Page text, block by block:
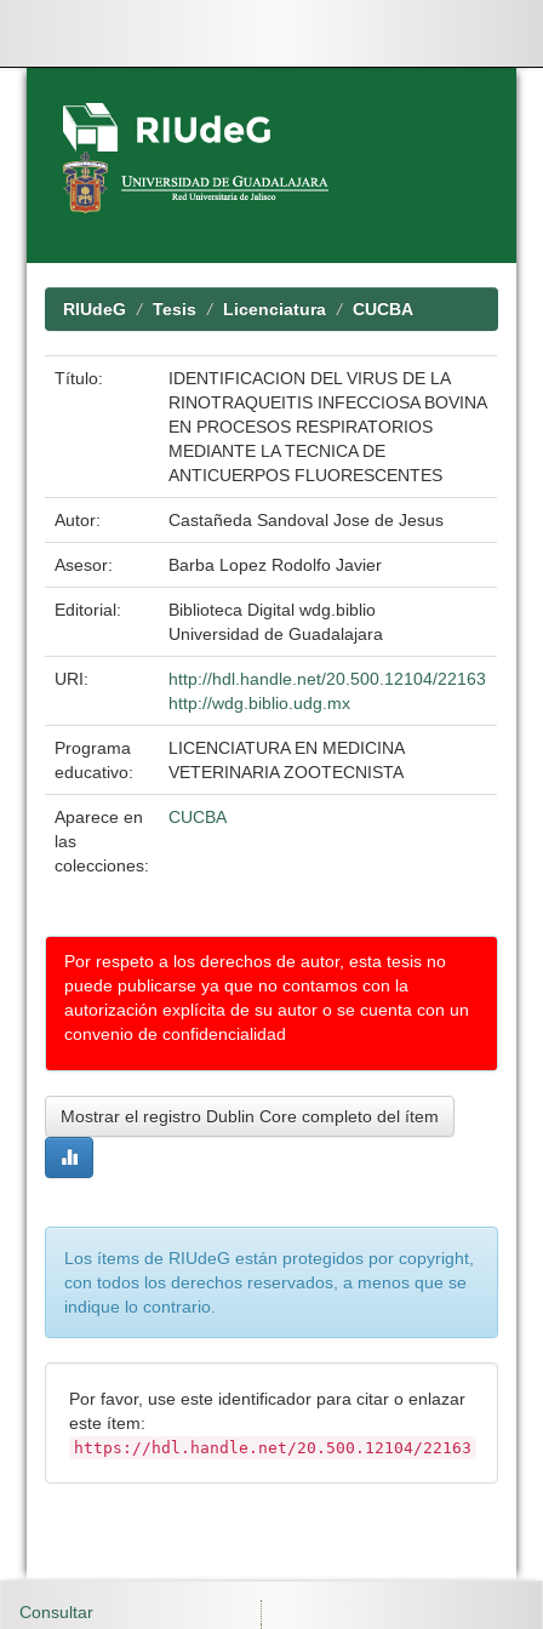
Skip
navigation
RIUdeG Tesis Licenciatura CUCBA
Título:
IDENTIFICACION DEL VIRUS DE LA
RINOTRAQUEITIS INFECCIOSA BOVINA
EN PROCESOS RESPIRATORIOS
MEDIANTE LA TECNICA DE
ANTICUERPOS FLUORESCENTES
Autor: Castañeda Sandoval Jose de Jesus
Asesor: Barba Lopez Rodolfo Javier
Editorial:
Biblioteca Digital wdg.biblio
Universidad de Guadalajara
URI:
http://hdl.handle.net/20.500.12104/22163
http://wdg.biblio.udg.mx
Programa
educativo:
LICENCIATURA EN MEDICINA
VETERINARIA ZOOTECNISTA
Aparece en
las
colecciones:
CUCBA
Por respeto a los derechos de autor, esta tesis no
puede publicarse ya que no contamos con la
autorización explícita de su autor o se cuenta con un
convenio de confidencialidad
Mostrar el registro Dublin Core completo del ítem
Los ítems de RIUdeG están protegidos por copyright,
con todos los derechos reservados, a menos que se
indique lo contrario.
Por favor, use este identificador para citar o enlazar
este ítem:
https://hdl.handle.net/20.500.12104/22163
Consultar